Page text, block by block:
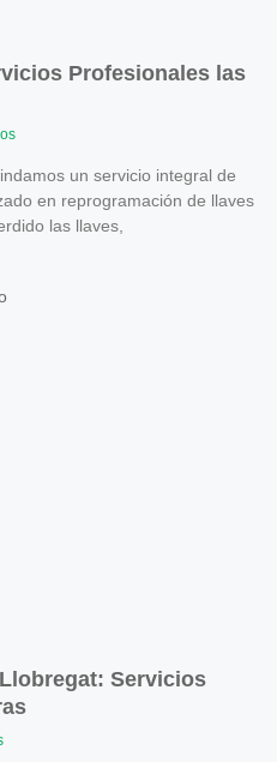
Profesionales las
un servicio integral de
en reprogramación de llaves
las llaves,
Servicios